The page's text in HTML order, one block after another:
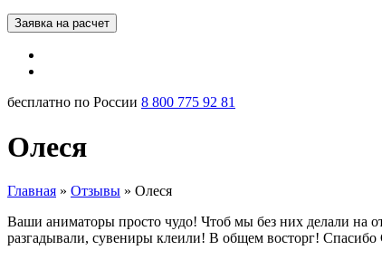
Заявка на расчет
бесплатно по России 8 800 775 92 81
Олеся
Главная » Отзывы » Олеся
Ваши аниматоры просто чудо! Чтоб мы без них делали на
разгадывали, сувениры клеили! В общем восторг!